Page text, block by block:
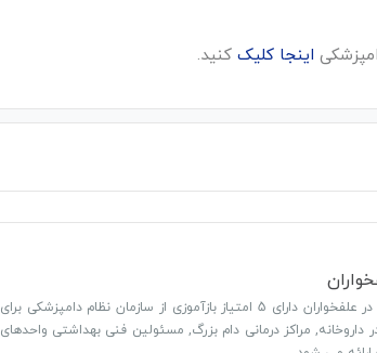
اینجا کلیککنید.
دوره آموزشی بیماریهای متابولیک در علفخواران دارای 5 امتیاز بازآموزی از سازمان نظام دامپزشکی برای
داروخانه, مراکز درمانی دام بزرگ, مسئولین فنی بهداشتی واحدهای